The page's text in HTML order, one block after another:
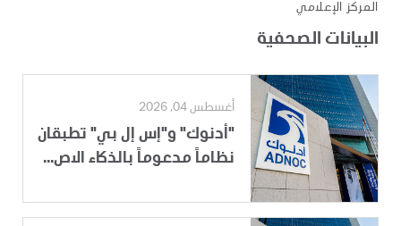
المركز الإعلامي
البيانات الصحفية
أغسطس 04, 2026
"أدنوك" و"إس إل بي" تطبقان
نظاماً مدعوماً بالذكاء الاص...